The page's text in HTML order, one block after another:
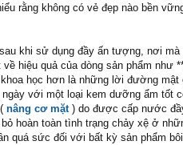
rằng không có vẻ đẹp nào bền
khi sử dụng đầy ấn tượng, nơi mà
hiệu quả của dòng sản phẩm như
học hơn là những lời đường mật
với một loại kem dưỡng ẩm tốt
nâng cơ mặt) do được cấp nước
hoàn toàn tình trạng chảy xệ ở
quá sức đối với bất kỳ sản phẩm